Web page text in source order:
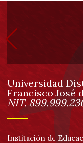
pie
de
página
Información
Universidad
Francisco José
NIT.
Institución de